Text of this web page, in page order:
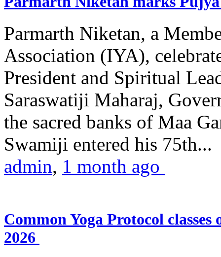
Parmarth Niketan, a
Association (IYA),
President and Spiritual
Saraswatiji Maharaj,
the sacred banks of Maa
Swamiji entered his 75th...
admin, 1 month ago
Common Yoga Protocol
2026